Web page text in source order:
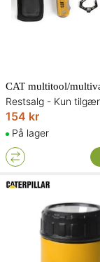
154 kr
På lager